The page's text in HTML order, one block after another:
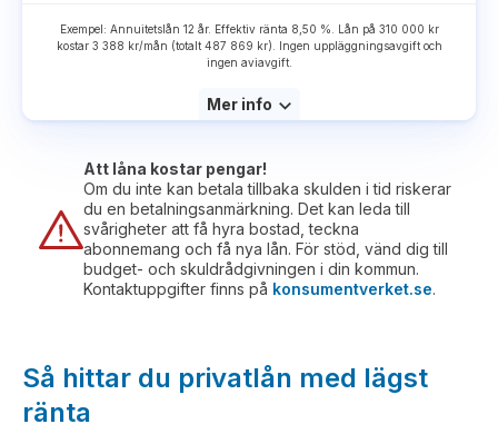
Exempel: Annuitetslån 12 år. Effektiv ränta 8,50 %. Lån på 310 000 kr
kostar 3 388 kr/mån (totalt 487 869 kr). Ingen uppläggningsavgift och
ingen aviavgift.
Mer info
Att låna kostar pengar!
Om du inte kan betala tillbaka skulden i tid riskerar
du en betalningsanmärkning. Det kan leda till
svårigheter att få hyra bostad, teckna
abonnemang och få nya lån. För stöd, vänd dig till
budget- och skuldrådgivningen i din kommun.
Kontaktuppgifter finns på konsumentverket.se.
Så hittar du privatlån med lägst
ränta